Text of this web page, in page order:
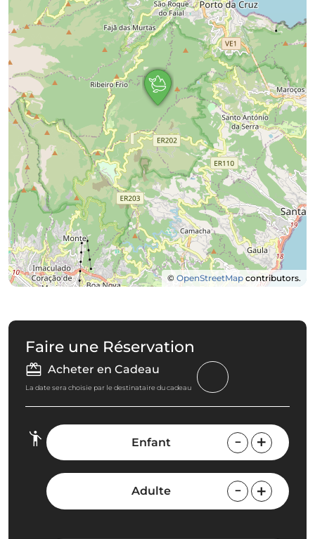
© OpenStreetMap contributors.
Faire une Réservation
Acheter en Cadeau
La date sera choisie par le destinataire du cadeau
Enfant
Adulte